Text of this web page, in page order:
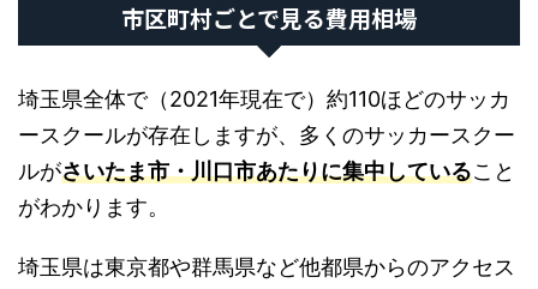
市区町村ごとで見る費用相場
埼玉県全体で（2021年現在で）約110ほどのサッカ
ースクールが存在しますが、多くのサッカースクー
ルがさいたま市・川口市あたりに集中していること
がわかります。
埼玉県は東京都や群馬県など他都県からのアクセス